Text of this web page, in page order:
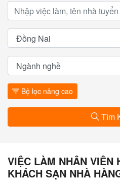
Bộ lọc nâng cao
Tìm
VIỆC LÀM NHÂN VIÊN
KHÁCH SẠN NHÀ